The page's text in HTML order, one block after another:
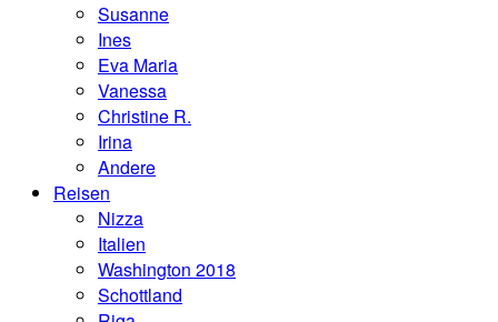
Susanne
Ines
Eva Maria
Vanessa
Christine R.
Irina
Andere
Reisen
Nizza
Italien
Washington 2018
Schottland